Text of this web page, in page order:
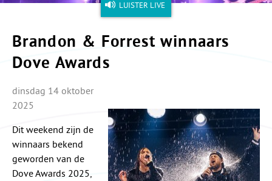
LUISTER LIVE
Brandon & Forrest winnaars
Dove Awards
dinsdag 14 oktober
2025
Dit weekend zijn de
winnaars bekend
geworden van de
Dove Awards 2025,